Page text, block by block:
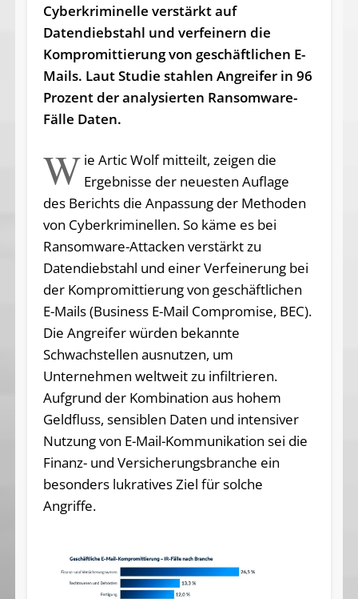
Cyberkriminelle verstärkt auf
Datendiebstahl und verfeinern die
Kompromittierung von geschäftlichen E-
Mails. Laut Studie stahlen Angreifer in 96
Prozent der analysierten Ransomware-
Fälle Daten.
W ie Artic Wolf mitteilt, zeigen die
Ergebnisse der neuesten Auflage
des Berichts die Anpassung der Methoden
von Cyberkriminellen. So käme es bei
Ransomware-Attacken verstärkt zu
Datendiebstahl und einer Verfeinerung bei
der Kompromittierung von geschäftlichen
E-Mails (Business E-Mail Compromise, BEC).
Die Angreifer würden bekannte
Schwachstellen ausnutzen, um
Unternehmen weltweit zu infiltrieren.
Aufgrund der Kombination aus hohem
Geldfluss, sensiblen Daten und intensiver
Nutzung von E-Mail-Kommunikation sei die
Finanz- und Versicherungsbranche ein
besonders lukratives Ziel für solche
Angriffe.